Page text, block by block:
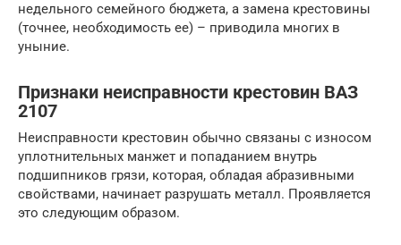
недельного семейного бюджета, а замена крестовины
(точнее, необходимость ее) – приводила многих в
уныние.
Признаки неисправности крестовин ВАЗ
2107
Неисправности крестовин обычно связаны с износом
уплотнительных манжет и попаданием внутрь
подшипников грязи, которая, обладая абразивными
свойствами, начинает разрушать металл. Проявляется
это следующим образом.